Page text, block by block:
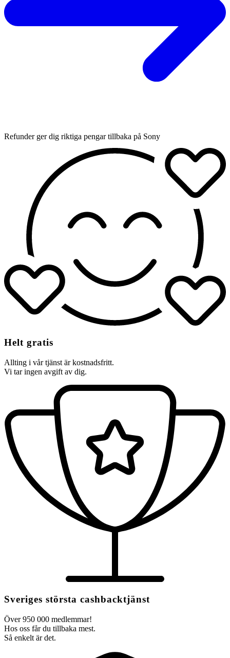
Refunder ger dig riktiga pengar tillbaka på Sony
Helt gratis
Allting i vår tjänst är kostnadsfritt.
Vi tar ingen avgift av dig.
Sveriges största cashbacktjänst
Över 950 000 medlemmar!
Hos oss får du tillbaka mest.
Så enkelt är det.